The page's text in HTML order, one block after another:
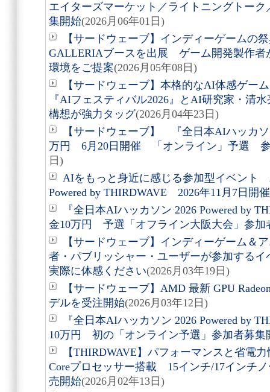
エイターズマーケット／ライトニングトー
集開始(2026月06年01日)
【サードウェーブ】インディーゲームの
GALLERIAブースを出展 ゲーム開発製作者
環境をご提案(2026月05年08日)
【サードウェーブ】本格的なAI体感ゲ
『AIフェスティバル2026』とAI研究家・清
構想が強力タッグ(2026月04年23日)
【サードウェーブ】 『全日本AIハッカ
万円 6月20日開催 「オンライン」予選 参
日)
AIをもっと身近に感じる参加型イベント
Powered by THIRDWAVE 2026年11月7日開
『全日本AIハッカソン 2026 Powered by
金10万円 予選「オフライン大阪大会」参加
【サードウェーブ】インディーゲーム＆
者・パブリッシャー・ユーザーが参加する
実際に体感ください(2026月03年19日)
【サードウェーブ】AMD 最新 GPU
デルを受注開始(2026月03年12日)
『全日本AIハッカソン 2026 Powered by
10万円 初の「オンライン予選」参加者募集
【THIRDWAVE】パフォーマンスと省電
Coreプロセッサー搭載 15インチ/17インチ
売開始(2026月02年13日)